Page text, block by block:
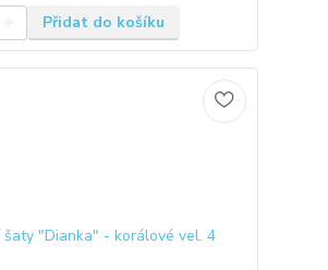
Přidat do košíku